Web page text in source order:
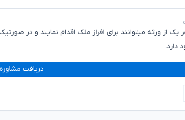
یک از ورثه میتوانند برای افراز ملک اقدام نمایند و در
دارد.
دریافت